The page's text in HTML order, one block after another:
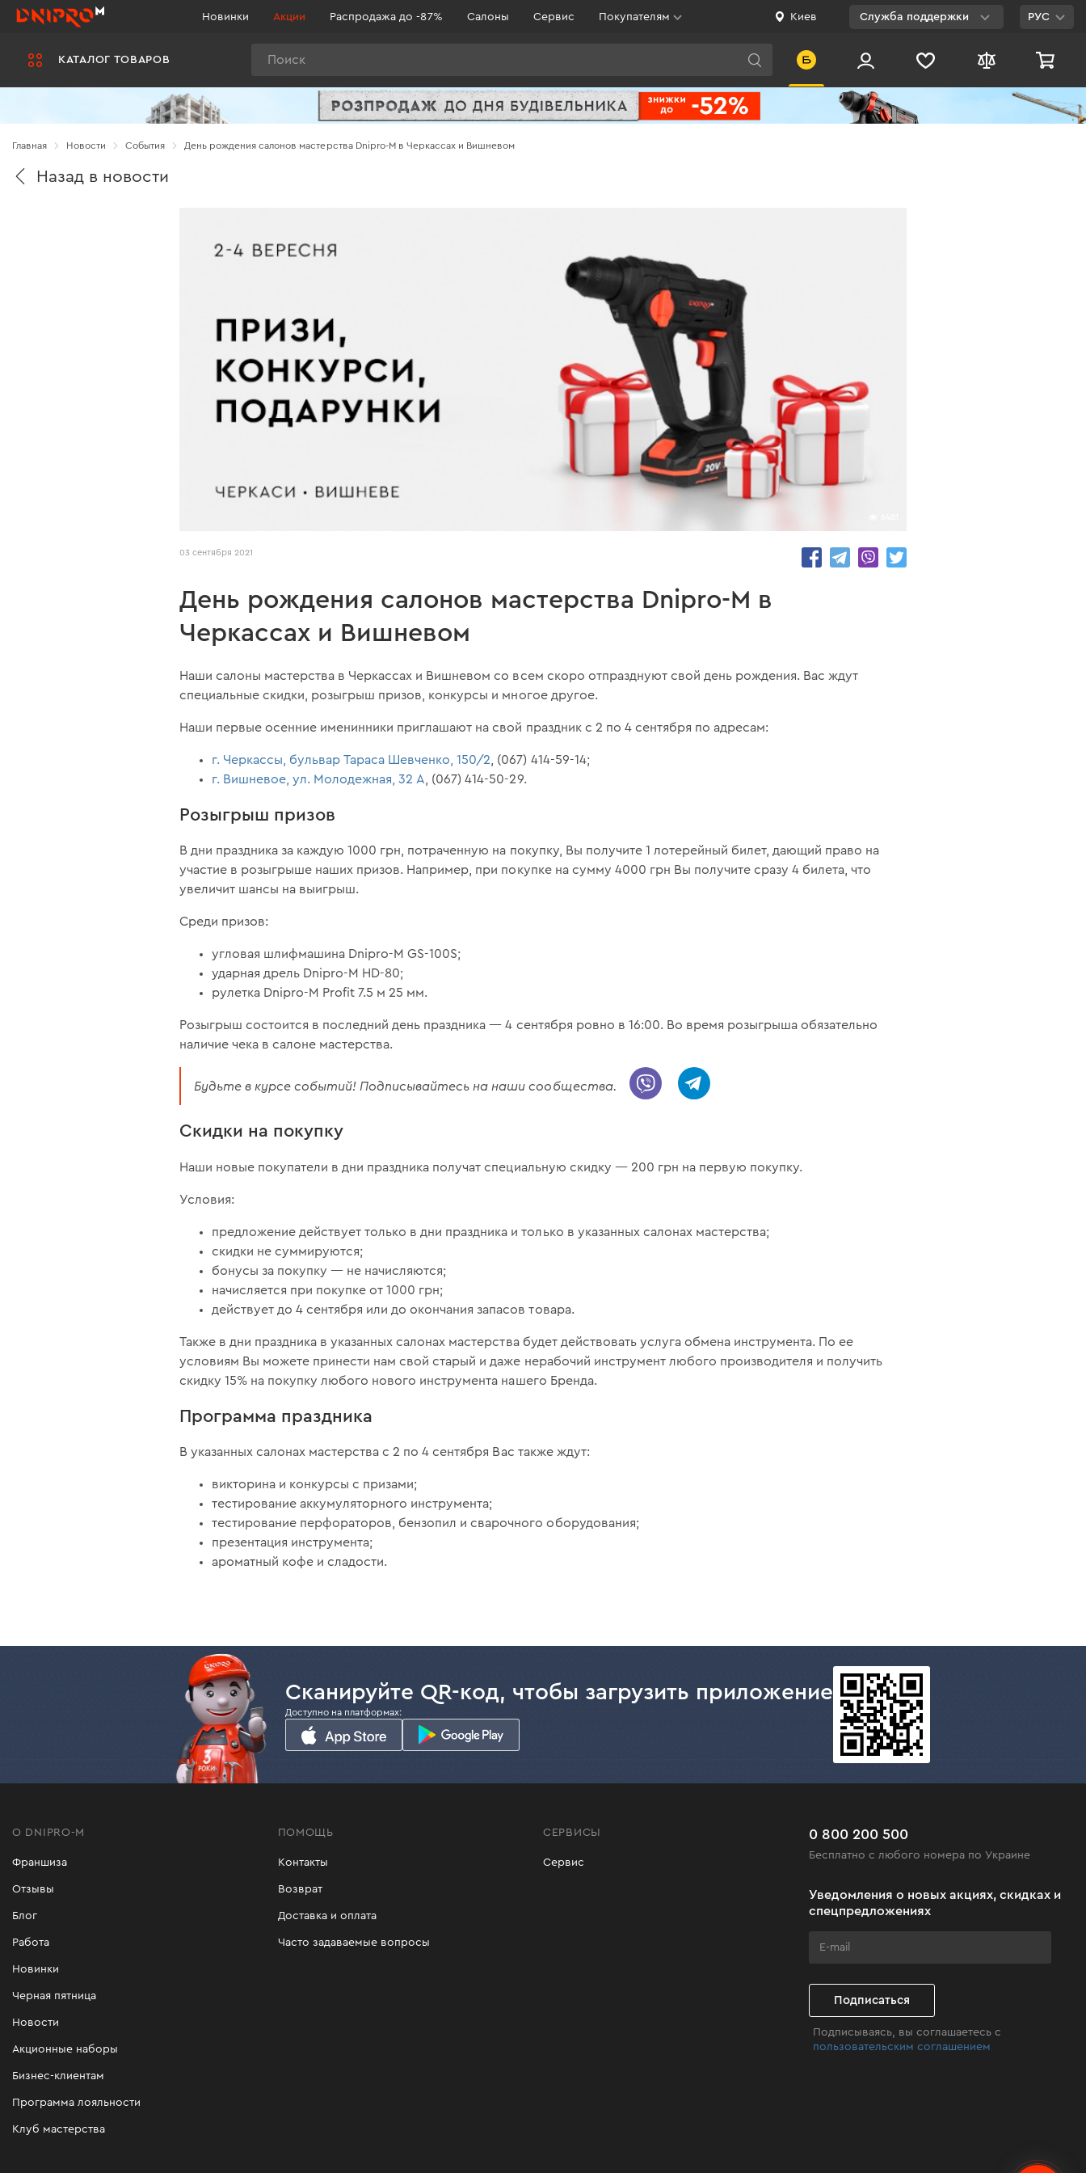
КАТАЛОГ ТОВАРОВ
Новинки Акции Распродажа до -87% Салоны Сервис Покупателям Киев Служба поддержки РУС
Главная Новости Cобытия День рождения салонов мастерства Dnipro-M в Черкассах и Вишневом
Назад в новости
03 сентября 2021
День рождения салонов мастерства Dnipro-M в
Черкассах и Вишневом
Наши салоны мастерства в Черкассах и Вишневом со всем скоро отпразднуют свой день рождения. Вас ждут
специальные скидки, розыгрыш призов, конкурсы и многое другое.
Наши первые осенние именинники приглашают на свой праздник с 2 по 4 сентября по адресам:
г. Черкассы, бульвар Тараса Шевченко, 150/2 , (067) 414-59-14;
г. Вишневое, ул. Молодежная, 32 А , (067) 414-50-29.
Розыгрыш призов
В дни праздника за каждую 1000 грн, потраченную на покупку, Вы получите 1 лотерейный билет, дающий право на
участие в розыгрыше наших призов. Например, при покупке на сумму 4000 грн Вы получите сразу 4 билета, что
увеличит шансы на выигрыш.
Среди призов:
угловая шлифмашина Dnipro-M GS-100S;
ударная дрель Dnipro-M HD-80;
рулетка Dnipro-M Profit 7.5 м 25 мм.
Розыгрыш состоится в последний день праздника — 4 сентября ровно в 16:00. Во время розыгрыша обязательно
наличие чека в салоне мастерства.
Будьте в курсе событий! Подписывайтесь на наши сообщества.
Скидки на покупку
Наши новые покупатели в дни праздника получат специальную скидку — 200 грн на первую покупку.
Условия:
предложение действует только в дни праздника и только в указанных салонах мастерства;
скидки не суммируются;
бонусы за покупку — не начисляются;
начисляется при покупке от 1000 грн;
действует до 4 сентября или до окончания запасов товара.
Также в дни праздника в указанных салонах мастерства будет действовать услуга обмена инструмента. По ее
условиям Вы можете принести нам свой старый и даже нерабочий инструмент любого производителя и получить
скидку 15% на покупку любого нового инструмента нашего Бренда.
Программа праздника
В указанных салонах мастерства с 2 по 4 сентября Вас также ждут:
викторина и конкурсы с призами;
тестирование аккумуляторного инструмента;
тестирование перфораторов, бензопил и сварочного оборудования;
презентация инструмента;
ароматный кофе и сладости.
Сканируйте QR-код, чтобы загрузить приложение
Доступно на платформах:
О DNIPRO-M
Франшиза
Отзывы
Блог
Работа
Новинки
Черная пятница
Новости
Акционные наборы
Бизнес-клиентам
Программа лояльности
Клуб мастерства
ПОМОЩЬ
Контакты
Возврат
Доставка и оплата
Часто задаваемые вопросы
СЕРВИСЫ
Сервис
0 800 200 500
Бесплатно с любого номера по Украине
Уведомления о новых акциях, скидках и
спецпредложениях
Подписаться
Подписываясь, вы соглашаетесь с
пользовательским соглашением